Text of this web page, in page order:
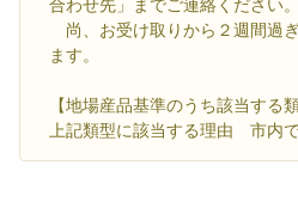
合わせ先」までご連絡ください。
尚、お受け取りから２週間過
ます。
【地場産品基準のうち該当する
上記類型に該当する理由 市内